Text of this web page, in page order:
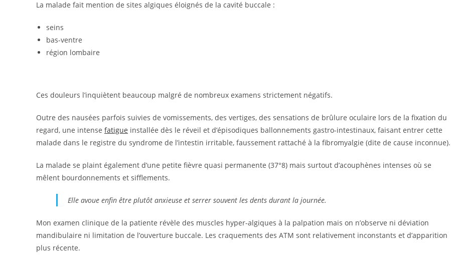
La malade fait mention de sites algiques éloignés de la cavité buccale :
seins
bas-ventre
région lombaire
Ces douleurs l’inquiètent beaucoup malgré de nombreux examens strictement négatifs.
Outre des nausées parfois suivies de vomissements, des vertiges, des sensations de brûlure oculaire lors de la fixation du
regard, une intense fatigue installée dès le réveil et d’épisodiques ballonnements gastro-intestinaux, faisant entrer cette
malade dans le registre du syndrome de l’intestin irritable, faussement rattaché à la fibromyalgie (dite de cause inconnue).
La malade se plaint également d’une petite fièvre quasi permanente (37°8) mais surtout d’acouphènes intenses où se
mêlent bourdonnements et sifflements.
Elle avoue enfin être plutôt anxieuse et serrer souvent les dents durant la journée.
Mon examen clinique de la patiente révèle des muscles hyper-algiques à la palpation mais on n’observe ni déviation
mandibulaire ni limitation de l’ouverture buccale. Les craquements des ATM sont relativement inconstants et d’apparition
plus récente.